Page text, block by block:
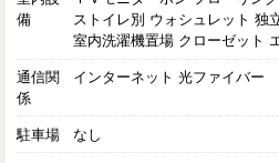
備
ストイレ別 ウォシュレット 独
室内洗濯機置場 クローゼット
通信関
係
インターネット 光ファイバー
駐車場 なし